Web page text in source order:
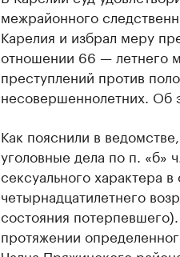
межрайонного
Карелия и избрал меру
отношении 66 — летнего
преступлений против
несовершеннолетних. Об
Как пояснили в
уголовные дела по п. «б»
сексуального характера
четырнадцатилетнего
состояния
протяжении